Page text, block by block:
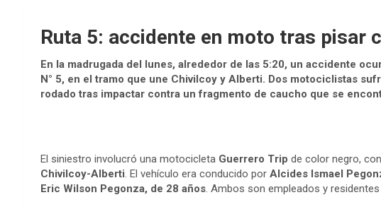
Ruta 5: accidente en moto tras pisar
En la madrugada del lunes, alrededor de las 5:20, un accidente
N° 5, en el tramo que une Chivilcoy y Alberti. Dos motociclistas
rodado tras impactar contra un fragmento de caucho que se
El siniestro involucró una motocicleta Guerrero Trip de color negro,
Chivilcoy-Alberti. El vehículo era conducido por Alcides Ismael
Eric Wilson Pegonza, de 28 años. Ambos son empleados y residentes